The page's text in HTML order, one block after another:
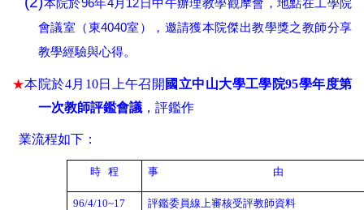
本院於96年4月 12 日中午辦理教學觀摩會，地點在工學院
會議室（東4040室），邀請獲本院傑出教學獎之教師分享
教學經驗與心得。
★本院於4月 10日上午召開 國立中山大學工學院95學年度第
一次教師評鑑會議 ，評鑑作
業流程如下：
時 程 事 由
96/4/10~17 評鑑委員線上審核受評教師資料